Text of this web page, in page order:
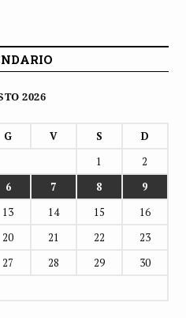
2026
G V S
D
1
2
6 7 8
9
13 14 15
16
20 21 22
23
27 28 29
30